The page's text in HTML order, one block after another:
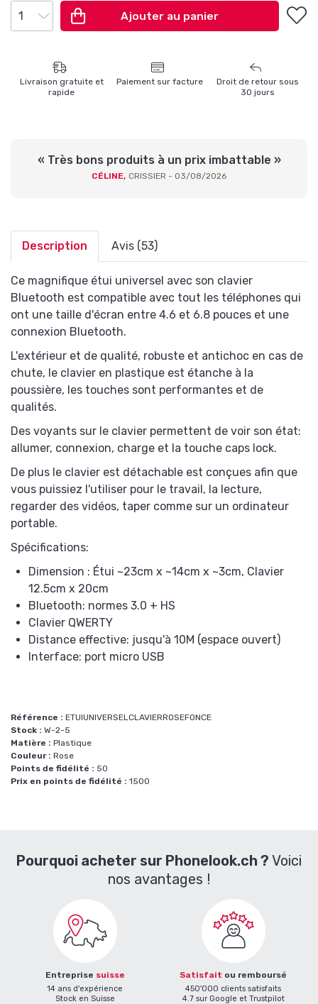
Ajouter au panier
Livraison gratuite et
rapide
Paiement sur facture Droit de retour sous
30 jours
« Très bons produits à un prix imbattable »
CÉLINE, CRISSIER - 03/08/2026
Description Avis (53)
Ce magnifique étui universel avec son clavier
Bluetooth est compatible avec tout les téléphones qui
ont une taille d'écran entre 4.6 et 6.8 pouces et une
connexion Bluetooth.
L'extérieur et de qualité, robuste et antichoc en cas de
chute, le clavier en plastique est étanche à la
poussière, les touches sont performantes et de
qualités.
Des voyants sur le clavier permettent de voir son état:
allumer, connexion, charge et la touche caps lock.
De plus le clavier est détachable est conçues afin que
vous puissiez l'utiliser pour le travail, la lecture,
regarder des vidéos, taper comme sur un ordinateur
portable.
Spécifications:
Dimension : Étui ~23cm x ~14cm x ~3cm, Clavier
12.5cm x 20cm
Bluetooth: normes 3.0 + HS
Clavier QWERTY
Distance effective: jusqu'à 10M (espace ouvert)
Interface: port micro USB
Référence : ETUIUNIVERSELCLAVIERROSEFONCE
Stock : W-2-5
Matière : Plastique
Couleur : Rose
Points de fidélité : 50
Prix en points de fidélité : 1500
Pourquoi acheter sur Phonelook.ch ? Voici
nos avantages !
Entreprise suisse
14 ans d'expérience
Stock en Suisse
Satisfait ou remboursé
450'000 clients satisfaits
4.7 sur Google et Trustpilot